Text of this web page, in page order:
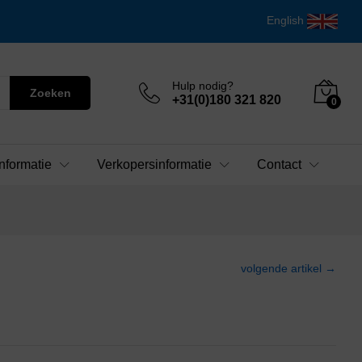
English
Zoeken
Hulp nodig?
+31(0)180 321 820 0
Verkopersinformatie Contact
volgende artikel →